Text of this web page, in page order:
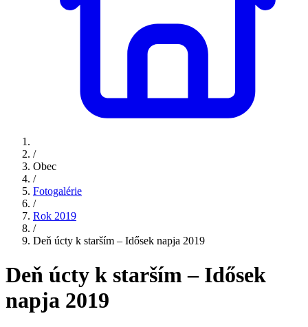
/
Obec
/
Fotogalérie
/
Rok 2019
/
Deň úcty k starším – Idősek napja 2019
Deň úcty k starším – Idősek
napja 2019